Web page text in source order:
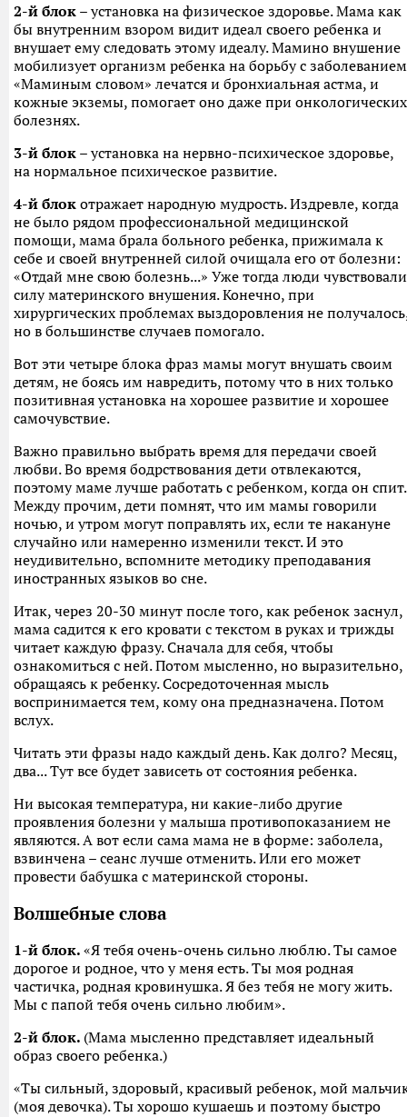
2-й блок – установка на физическое здоровье. Мама как
бы внутренним взором видит идеал своего ребенка и
внушает ему следовать этому идеалу. Мамино внушение
мобилизует организм ребенка на борьбу с
«Маминым словом» лечатся и бронхиальная астма, и
кожные экземы, помогает оно даже при онкологических
болезнях.
3-й блок – установка на нервно-психическое здоровье,
на нормальное психическое развитие.
4-й блок отражает народную мудрость. Издревле, когда
не было рядом профессиональной медицинской
помощи, мама брала больного ребенка, прижимала к
себе и своей внутренней силой очищала его от болезни:
«Отдай мне свою болезнь...» Уже тогда люди чувствовали
силу материнского внушения. Конечно, при
хирургических проблемах выздоровления не
но в большинстве случаев помогало.
Вот эти четыре блока фраз мамы могут внушать своим
детям, не боясь им навредить, потому что в них только
позитивная установка на хорошее развитие и хорошее
самочувствие.
Важно правильно выбрать время для передачи своей
любви. Во время бодрствования дети отвлекаются,
поэтому маме лучше работать с ребенком, когда он спит.
Между прочим, дети помнят, что им мамы говорили
ночью, и утром могут поправлять их, если те накануне
случайно или намеренно изменили текст. И это
неудивительно, вспомните методику преподавания
иностранных языков во сне.
Итак, через 20-30 минут после того, как ребенок заснул,
мама садится к его кровати с текстом в руках и трижды
читает каждую фразу. Сначала для себя, чтобы
ознакомиться с ней. Потом мысленно, но выразительно,
обращаясь к ребенку. Сосредоточенная мысль
воспринимается тем, кому она предназначена. Потом
вслух.
Читать эти фразы надо каждый день. Как долго? Месяц,
два... Тут все будет зависеть от состояния ребенка.
Ни высокая температура, ни какие-либо другие
проявления болезни у малыша противопоказанием не
являются. А вот если сама мама не в форме: заболела,
взвинчена – сеанс лучше отменить. Или его может
провести бабушка с материнской стороны.
Волшебные слова
1-й блок. «Я тебя очень-очень сильно люблю. Ты самое
дорогое и родное, что у меня есть. Ты моя родная
частичка, родная кровинушка. Я без тебя не могу жить.
Мы с папой тебя очень сильно любим».
2-й блок. (Мама мысленно представляет идеальный
образ своего ребенка.)
«Ты сильный, здоровый, красивый ребенок, мой
(моя девочка). Ты хорошо кушаешь и поэтому быстро